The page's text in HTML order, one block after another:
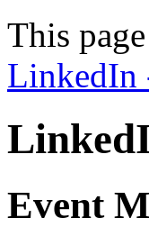
This
LinkedIn
Event